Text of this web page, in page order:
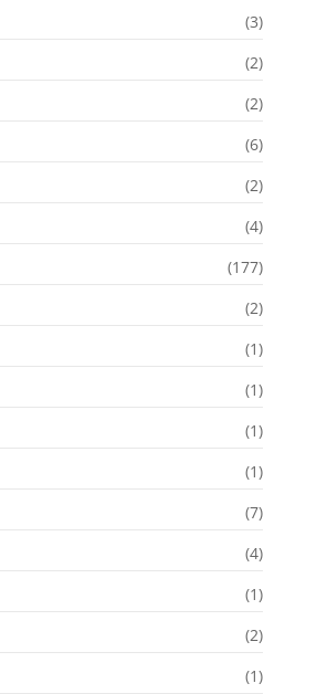
(3)
(2)
(2)
(6)
(2)
(4)
(177)
(2)
(1)
(1)
(1)
(1)
(7)
(4)
(1)
(2)
(1)